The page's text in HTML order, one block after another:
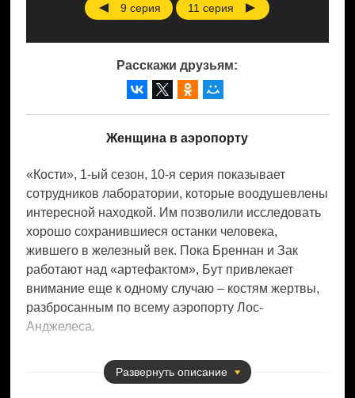
9 серия 11 серия
Расскажи друзьям:
Женщина в аэропорту
«Кости», 1-ый сезон, 10-я серия показывает
сотрудников лаборатории, которые воодушевлены
интересной находкой. Им позволили исследовать
хорошо сохранившиеся останки человека,
жившего в железный век. Пока Бреннан и Зак
работают над «артефактом», Бут привлекает
внимание еще к одному случаю – костям жертвы,
разбросанным по всему аэропорту Лос-
Анджелеса.
Темперанс отказывается участвовать в деле,
предоставленном Сили. Но тот убеждает
Развернутьописание